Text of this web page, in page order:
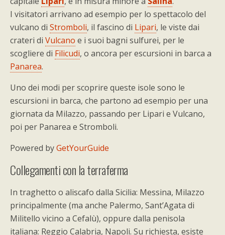
I visitatori arrivano ad esempio per lo spettacolo del
vulcano di Stromboli, il fascino di Lipari, le viste dai
crateri di Vulcano e i suoi bagni sulfurei, per le
scogliere di Filicudi, o ancora per escursioni in barca a
Panarea.
Uno dei modi per scoprire queste isole sono le
escursioni in barca, che partono ad esempio per una
giornata da Milazzo, passando per Lipari e Vulcano,
poi per Panarea e Stromboli.
Powered byGetYourGuide
Collegamenti con la terraferma
In traghetto o aliscafo dalla Sicilia: Messina, Milazzo
principalmente (ma anche Palermo, Sant’Agata di
Militello vicino a Cefalù), oppure dalla penisola
italiana: Reggio Calabria, Napoli. Su richiesta, esiste